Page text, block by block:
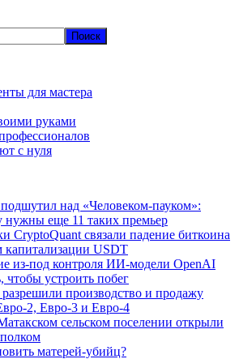
Поиск
для мастера
руками
с нуля
над «Человеком-пауком»:
нужны еще 11 таких премьер
CryptoQuant связали падение биткоина
капитализации USDT
из-под контроля ИИ-модели OpenAI
чтобы устроить побег
производство и продажу
2, Евро-3 и Евро-4
сельском поселении открыли
матерей-убийц?